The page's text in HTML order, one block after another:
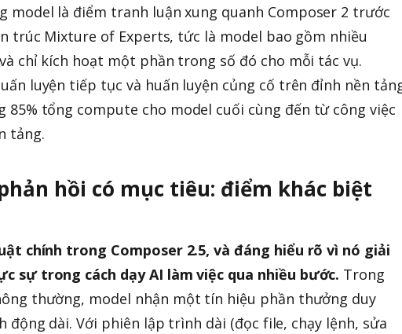
model là điểm tranh luận xung quanh Composer 2 trước
trúc Mixture of Experts, tức là model bao gồm nhiều
chỉ kích hoạt một phần trong số đó cho mỗi tác vụ.
luyện tiếp tục và huấn luyện củng cố trên đỉnh nền
85% tổng compute cho model cuối cùng đến từ công việc
tảng.
hồi có mục tiêu: điểm khác biệt
chính trong Composer 2.5, và đáng hiểu rõ vì nó giải
sự trong cách dạy AI làm việc qua nhiều bước. Trong
thường, model nhận một tín hiệu phần thưởng duy
động dài. Với phiên lập trình dài (đọc file, chạy lệnh, sửa